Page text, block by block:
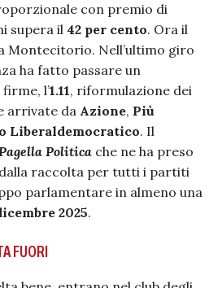
con premio di
supera il 42 per cento. Ora il
Montecitorio. Nell’ultimo giro
ha fatto passare un
l’1.11, riformulazione dei
arrivate da Azione, Più
Liberaldemocratico. Il
Politica che ne ha preso
dalla raccolta per tutti i partiti
parlamentare in almeno una
2025.
FUORI